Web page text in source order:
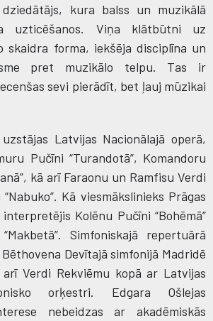
kura balss un muzikālā
uzticēšanos. Viņa klātbūtni uz
skaidra forma, iekšēja disciplīna un
pret muzikālo telpu. Tas ir
sevi pierādīt, bet ļauj mūzikai
Latvijas Nacionālajā operā,
Pučīni “Turandotā”, Komandoru
kā arī Faraonu un Ramfisu Verdi
Kā viesmākslinieks Prāgas
Kolēnu Pučīni “Bohēmā”
Simfoniskajā repertuārā
Devītajā simfonijā Madridē
Verdi Rekviēmu kopā ar Latvijas
orķestri. Edgara Ošlejas
nebeidzas ar akadēmiskās